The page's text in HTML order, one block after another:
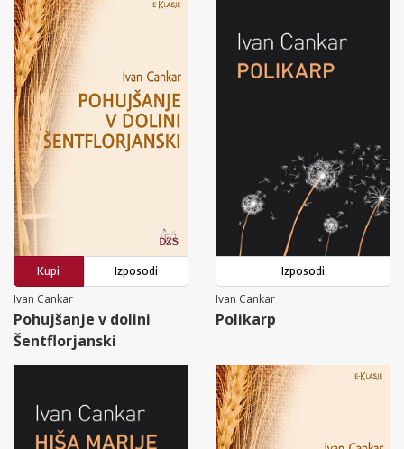
Kupi
Izposodi
Ivan Cankar
Pohujšanje v dolini
Šentflorjanski
Izposodi
Ivan Cankar
Polikarp